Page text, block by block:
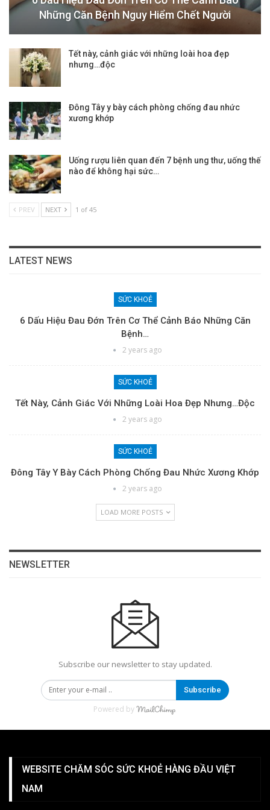
Những Căn Bệnh Nguy Hiểm Chết Người
Tết này, cảnh giác với những loài hoa đẹp
nhưng…độc
Đông Tây y bày cách phòng chống đau nhức
xương khớp
Uống rượu liên quan đến 7 bệnh ung thư, uống thế
nào để không hại sức…
PREV NEXT 1 of 45
LATEST NEWS
SỨC KHOẺ
6 Dấu Hiệu Đau Đớn Trên Cơ Thể Cảnh Báo Những Căn
Bệnh…
2 years ago
SỨC KHOẺ
Tết Này, Cảnh Giác Với Những Loài Hoa Đẹp Nhưng…độc
2 years ago
SỨC KHOẺ
Đông Tây Y Bày Cách Phòng Chống Đau Nhức Xương Khớp
2 years ago
LOAD MORE POSTS
NEWSLETTER
Subscribe our newsletter to stay updated.
Subscribe
Powered by
WEBSITE CHĂM SÓC SỨC KHOẺ HÀNG ĐẦU VIỆT
NAM